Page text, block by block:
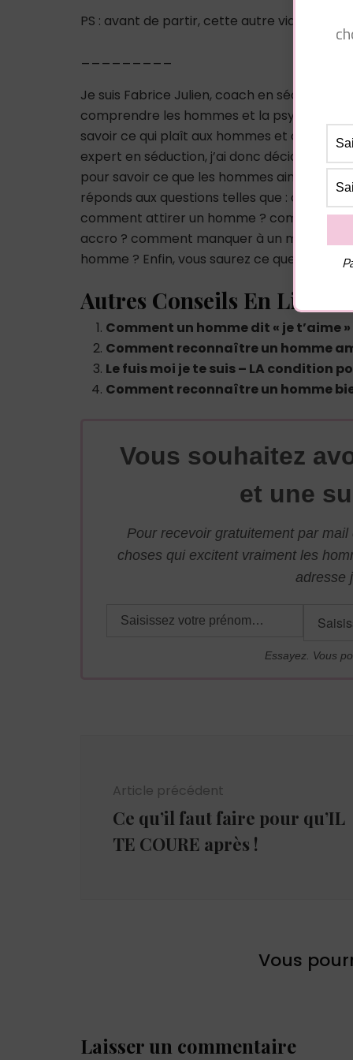
PS : avant de partir, cette autre vidéo
Je suis Fabrice Julien, coach en séduction
comprendre les hommes et la psychologie
savoir ce qui plaît aux hommes et à
expert en séduction, j’ai donc décidé de
pour savoir ce que les hommes aiment
réponds aux questions telles que :
comment attirer un homme ? comment
accro ? comment manquer à un mec ?
homme ? Enfin, vous saurez ce que les
Autres Conseils En Lien :
Comment un homme dit « je t’aime »
Comment reconnaître un homme
Le fuis moi je te suis – LA condition
Comment reconnaître un homme
Vous souhaitez
et une
Pour recevoir gratuitement par
choses qui excitent vraiment les
adresse
Essayez. Vous
Article précédent
Ce qu’il faut faire pour qu’IL
TE COURE après !
Vous
Laisser un commentaire